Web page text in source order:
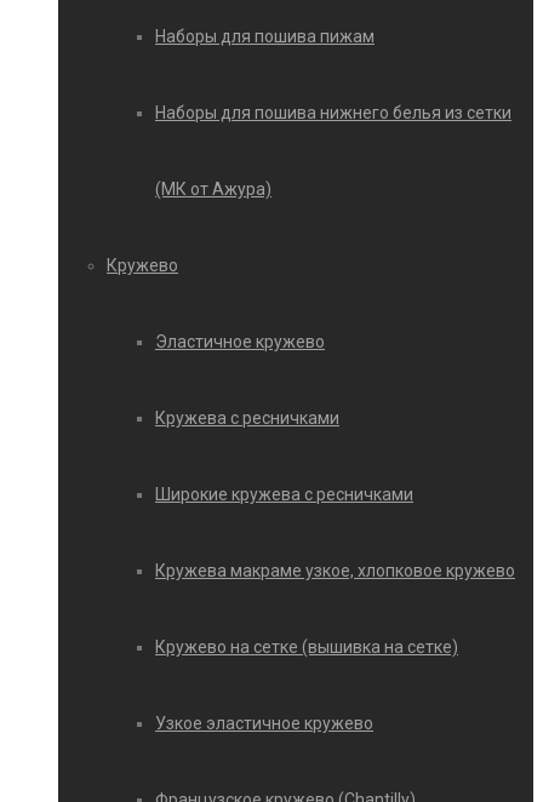
Наборы для пошива пижам
Наборы для пошива нижнего белья из сетки
(МК от Ажура)
Кружево
Эластичное кружево
Кружева с ресничками
Широкие кружева с ресничками
Кружева макраме узкое, хлопковое кружево
Кружево на сетке (вышивка на сетке)
Узкое эластичное кружево